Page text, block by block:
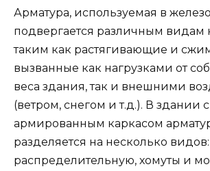
Арматура, используемая в
подвергается различным
таким как растягивающие и
вызванные как нагрузками от
веса здания, так и внешними
(ветром, снегом и т.д.). В здании с
армированным каркасом
разделяется на несколько
распределительную, хомуты и